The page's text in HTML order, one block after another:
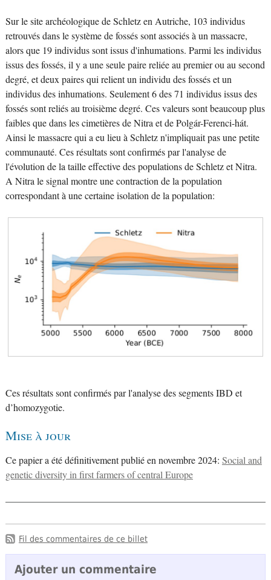
Sur le site archéologique de Schletz en Autriche, 103 individus
retrouvés dans le système de fossés sont associés à un massacre,
alors que 19 individus sont issus d'inhumations. Parmi les individus
issus des fossés, il y a une seule paire reliée au premier ou au second
degré, et deux paires qui relient un individu des fossés et un
individus des inhumations. Seulement 6 des 71 individus issus des
fossés sont reliés au troisième degré. Ces valeurs sont beaucoup plus
faibles que dans les cimetières de Nitra et de Polgár-Ferenci-hát.
Ainsi le massacre qui a eu lieu à Schletz n'impliquait pas une petite
communauté. Ces résultats sont confirmés par l'analyse de
l'évolution de la taille effective des populations de Schletz et Nitra.
A Nitra le signal montre une contraction de la population
correspondant à une certaine isolation de la population:
Ces résultats sont confirmés par l'analyse des segments IBD et
d’homozygotie.
Mise à jour
Ce papier a été définitivement publié en novembre 2024: Social and
genetic diversity in first farmers of central Europe
Fil des commentaires de ce billet
Ajouter un commentaire